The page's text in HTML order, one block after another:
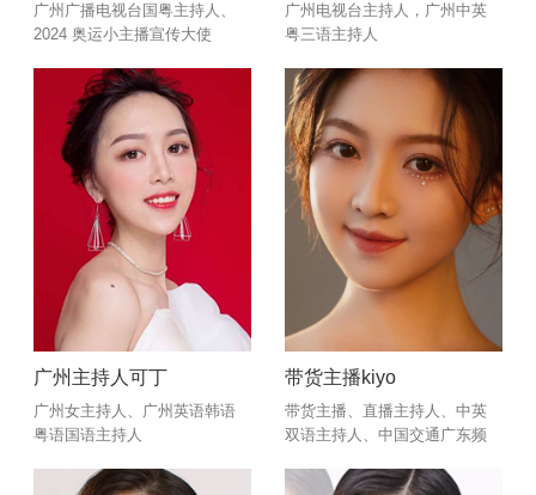
广州广播电视台国粤主持人、
2024 奥运小主播宣传大使
广州电视台主持人，广州中英
粤三语主持人
广州主持人可丁
广州女主持人、广州英语韩语
粤语国语主持人
带货主播kiyo
带货主播、直播主持人、中英
双语主持人、中国交通广东频
宾主持、湖南移动电视频道